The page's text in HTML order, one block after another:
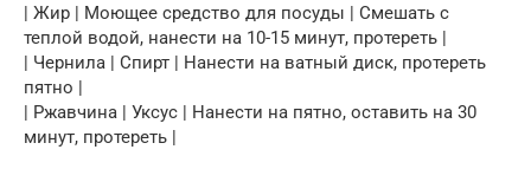
| Жир | Моющее средство для посуды | Смешать с
теплой водой, нанести на 10-15 минут, протереть |
| Чернила | Спирт | Нанести на ватный диск, протереть
пятно |
| Ржавчина | Уксус | Нанести на пятно, оставить на 30
минут, протереть |